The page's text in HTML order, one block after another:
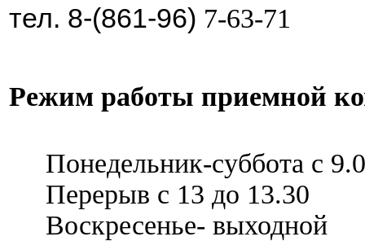
тел. 8-(861-96) 7-63-71
Режим работы приемной
Понедельник-суббота с
Перерыв с 13 до 13.30
Воскресенье- выходной